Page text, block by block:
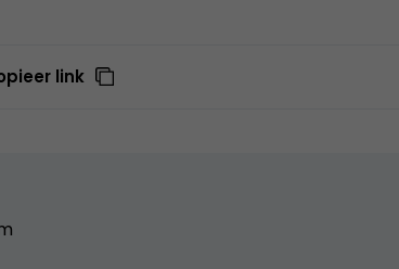
link